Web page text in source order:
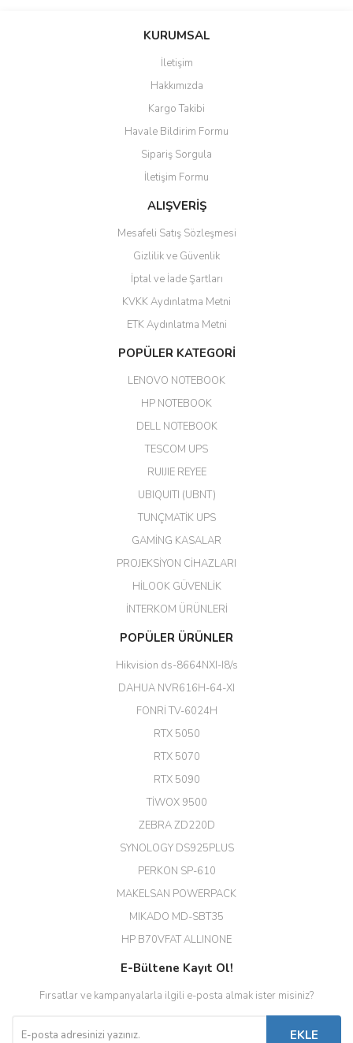
Bu ürüne ilk yorumu siz yapın!
güzel paketlenmiş ama yanında
ile 24 izlenmektedir diye küçük
bir tabela olsa daha hoş
hızlı güvenli bir alışveriş oldu
Yalçın Kaya | 20/06/2026
ahmet yiğit | 29/04/2026
Aldığım ürün kapalı kutu teslim
edildi. Teşekkür ederim.
GÜRKAN KETHÜDAOĞLU |
Her şey için teşekkür ederim çok
Erdal Cingöz | 07/02/2026
Başarılı. Bu vasıfta bir ürünü bu
kadar uygun fiyata bulabilmek
büyük şans. Güvenliticaret
(HIKVISION DS-3E0326P-E/M(B)
EROL ÇAKMAK | 26/12/2025
Diğer yorumları göster
KURUMSAL
İletişim
Hakkımızda
Kargo Takibi
Havale Bildirim Formu
Sipariş Sorgula
İletişim Formu
ALIŞVERİŞ
Mesafeli Satış Sözleşmesi
Gizlilik ve Güvenlik
İptal ve İade Şartları
KVKK Aydınlatma Metni
ETK Aydınlatma Metni
POPÜLER KATEGORİ
LENOVO NOTEBOOK
HP NOTEBOOK
DELL NOTEBOOK
TESCOM UPS
RUIJIE REYEE
UBIQUITI (UBNT)
TUNÇMATİK UPS
GAMİNG KASALAR
PROJEKSİYON CİHAZLARI
HİLOOK GÜVENLİK
İNTERKOM ÜRÜNLERİ
POPÜLER ÜRÜNLER
Hikvision ds-8664NXI-I8/s
DAHUA NVR616H-64-XI
FONRİ TV-6024H
RTX 5050
RTX 5070
RTX 5090
TİWOX 9500
ZEBRA ZD220D
SYNOLOGY DS925PLUS
PERKON SP-610
MAKELSAN POWERPACK
MIKADO MD-SBT35
HP B70VFAT ALLINONE
E-Bültene Kayıt Ol!
Fırsatlar ve kampanyalarla ilgili e-posta almak ister misiniz?
EKLE